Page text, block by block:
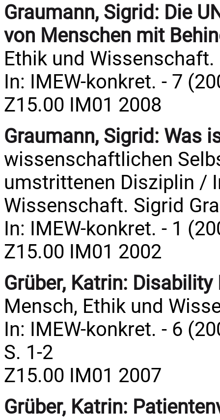
Graumann, Sigrid: Die
von Menschen mit
Ethik und
In: IMEW-konkret. - 7
Z15.00 IM01 2008
Graumann, Sigrid: Was
wissenschaftlichen
umstrittenen Disziplin /
Wissenschaft. Sigrid
In: IMEW-konkret. - 1
Z15.00 IM01 2002
Grüber, Katrin: Disability
Mensch, Ethik und
In: IMEW-konkret. - 6
S. 1-2
Z15.00 IM01 2007
Grüber, Katrin: